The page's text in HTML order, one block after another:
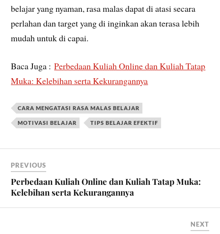
belajar yang nyaman, rasa malas dapat di atasi secara
perlahan dan target yang di inginkan akan terasa lebih
mudah untuk di capai.
Baca Juga :Perbedaan Kuliah Online dan Kuliah Tatap
Muka: Kelebihan serta Kekurangannya
CARA MENGATASI RASA MALAS BELAJAR
MOTIVASI BELAJAR TIPS BELAJAR EFEKTIF
PREVIOUS
Perbedaan Kuliah Online dan Kuliah Tatap Muka:
Kelebihan serta Kekurangannya
NEXT